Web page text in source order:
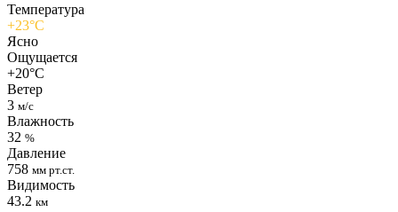
Температура
+23°C
Ясно
Ощущается
+20°C
Ветер
3 м/с
Влажность
32 %
Давление
758 мм рт.ст.
Видимость
43.2 км